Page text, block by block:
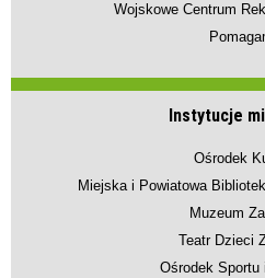
Wojskowe Centrum
Instytucje
Ośrodek
Miejska i Powiatowa
Muzeum
Teatr Dzieci
Ośrodek Sportu